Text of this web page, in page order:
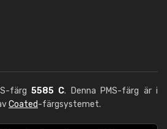
färg 5585 C. Denna PMS-färg är i
Coated-färgsystemet.